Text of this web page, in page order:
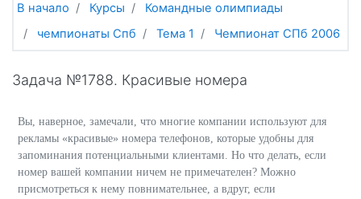
В начало Курсы
Командные олимпиады
чемпионаты Спб
Тема 1 Чемпионат СПб 2006
Задача №1788. Красивые номера
Вы, наверное, замечали, что многие компании используют для
рекламы «красивые» номера телефонов, которые удобны для
запоминания потенциальными клиентами. Но что делать, если
номер вашей компании ничем не примечателен? Можно
присмотреться к нему повнимательнее, а вдруг, если